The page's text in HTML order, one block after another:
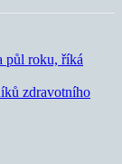
půl roku, říká
zdravotního